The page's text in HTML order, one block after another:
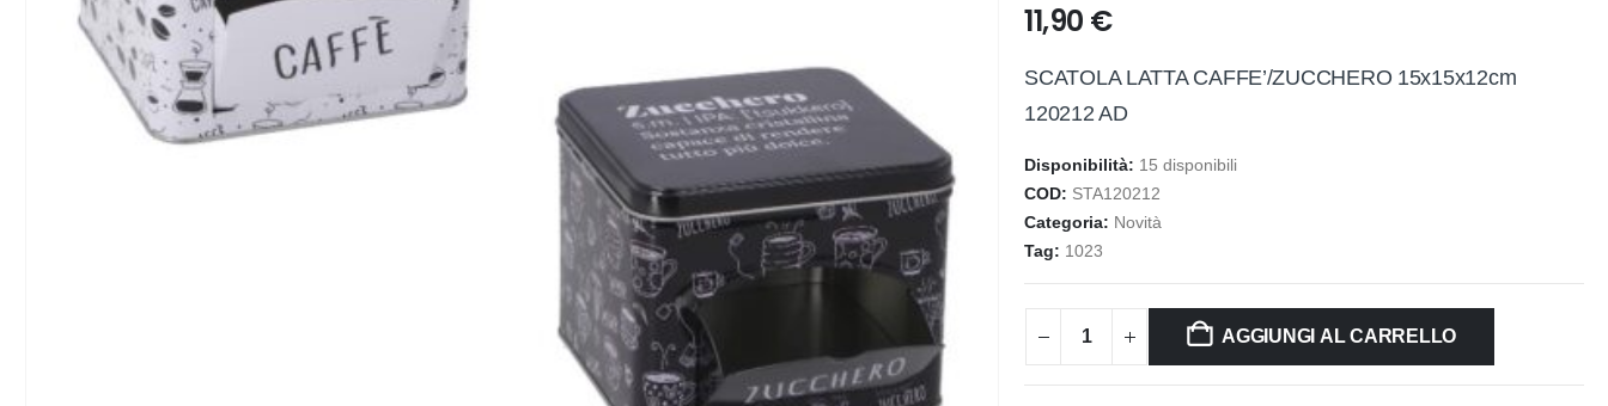
11,90 €
SCATOLA LATTA CAFFE’/ZUCCHERO 15x15x12cm
120212 AD
Disponibilità: 15 disponibili
COD: STA120212
Categoria: Novità
Tag: 1023
AGGIUNGI AL CARRELLO